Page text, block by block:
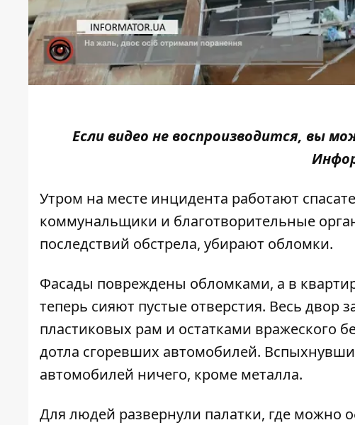
Если видео не воспроизводится, вы
Утром на месте инцидента работают
коммунальщики и благотворительные
последствий обстрела, убирают обломки.
Фасады повреждены обломками, а в
теперь сияют пустые отверстия. Весь
пластиковых рам и остатками вражеского
дотла сгоревших автомобилей.
автомобилей ничего, кроме металла.
Для людей развернули палатки, где можно